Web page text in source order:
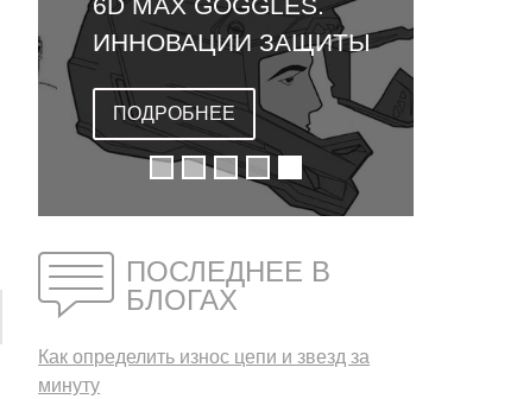
ИННОВАЦИИ ЗАЩИТЫ
ГЛАЗ
ПОДРОБНЕЕ
ПОСЛЕДНЕЕ В
БЛОГАХ
Как определить износ цепи и звезд за
минуту